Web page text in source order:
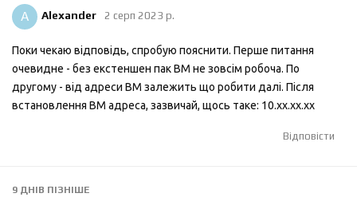
A Alexander 2 серп 2023 р.
Поки чекаю відповідь, спробую пояснити. Перше питання
очевидне - без екстеншен пак ВМ не зовсім робоча. По
другому - від адреси ВМ залежить що робити далі. Після
встановлення ВМ адреса, зазвичай, щось таке: 10.хх.хх.хх
Відповісти
9 ДНІВ ПІЗНІШЕ